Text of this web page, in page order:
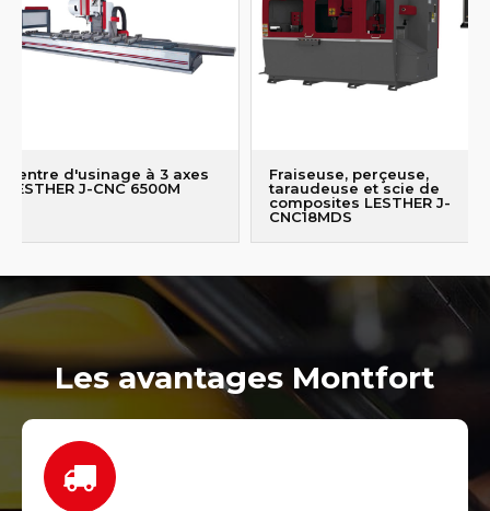
Centre d'usinage à 3 axes
LESTHER J-CNC 6500M
Fraiseuse, perçeuse,
taraudeuse et scie de
composites LESTHER J-
CNC18MDS
Les avantages Montfort